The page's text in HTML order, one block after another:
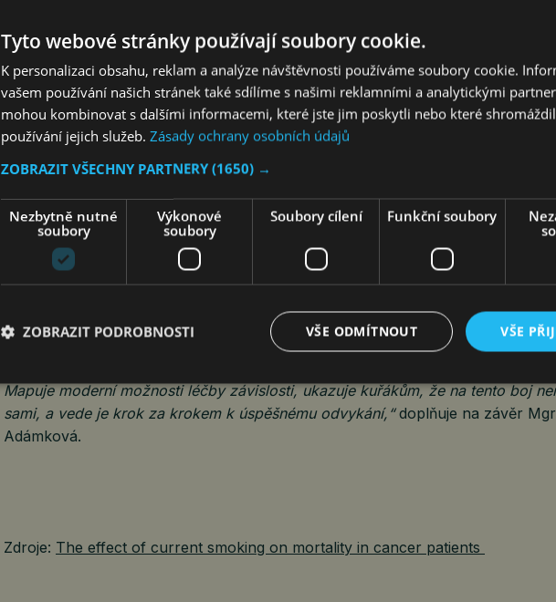
Rovněž u bývalých kuřáků ještě řadu let po zanechání kouření přetrvává
plicních i dalších onemocnění. Proto by se o stav svých plic měl zajímat každý
i současný kuřák a konzultovat dostupné možnosti vyšetření se svým
lékařem.
Jednou z vysoce oceňovaných aktivit HOP je tvorba praktických průvodců –
pacienta, které srozumitelně provázejí nemocné složitým procesem diagnostiky
K již vydaným materiálům pro pacienty s karcinomem plic či plicní fibrózou
„Hlavním cílem našich průvodců je pomoci nemocným i jejich blízkým
v labyrintu českého zdravotnického systému. Do tohoto portfolia zcela přirozeně
Mapuje moderní možnosti léčby závislosti, ukazuje kuřákům, že na tento boj
sami, a vede je krok za krokem k úspěšnému odvykání,“doplňuje na závěr
Adámková.
Zdroje: The effect of current smoking on mortality in cancer patients
Tyto webové stránky používají soubory cookie.
K personalizaci obsahu, reklam a analýze návštěvnosti používáme soubory cookie.
vašem používání našich stránek také sdílíme s našimi reklamními a analytickými
mohou kombinovat s dalšími informacemi, které jste jim poskytli nebo které
používání jejich služeb. Zásady ochrany osobních údajů
ZOBRAZIT VŠECHNY PARTNERY (1650) →
Nezbytně nutné
soubory
Výkonové
soubory
Soubory cílení Funkční soubory
VŠE
VŠE ODMÍTNOUT
ZOBRAZIT PODROBNOSTI